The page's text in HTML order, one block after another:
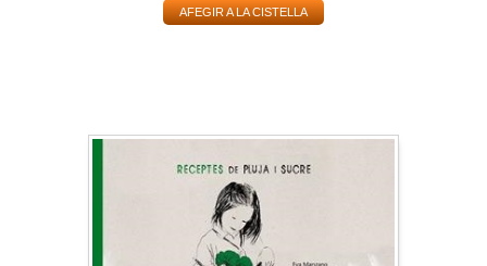
AFEGIR A LA CISTELLA